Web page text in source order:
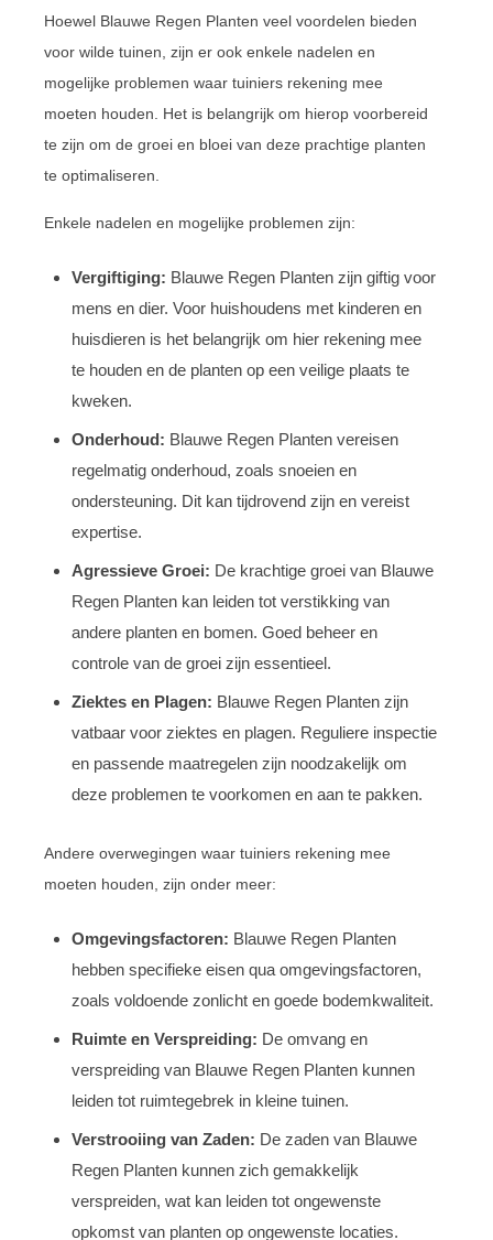
Hoewel Blauwe Regen Planten veel voordelen bieden
voor wilde tuinen, zijn er ook enkele nadelen en
mogelijke problemen waar tuiniers rekening mee
moeten houden. Het is belangrijk om hierop voorbereid
te zijn om de groei en bloei van deze prachtige planten
te optimaliseren.
Enkele nadelen en mogelijke problemen zijn:
Vergiftiging: Blauwe Regen Planten zijn giftig voor
mens en dier. Voor huishoudens met kinderen en
huisdieren is het belangrijk om hier rekening mee
te houden en de planten op een veilige plaats te
kweken.
Onderhoud: Blauwe Regen Planten vereisen
regelmatig onderhoud, zoals snoeien en
ondersteuning. Dit kan tijdrovend zijn en vereist
expertise.
Agressieve Groei: De krachtige groei van Blauwe
Regen Planten kan leiden tot verstikking van
andere planten en bomen. Goed beheer en
controle van de groei zijn essentieel.
Ziektes en Plagen: Blauwe Regen Planten zijn
vatbaar voor ziektes en plagen. Reguliere inspectie
en passende maatregelen zijn noodzakelijk om
deze problemen te voorkomen en aan te pakken.
Andere overwegingen waar tuiniers rekening mee
moeten houden, zijn onder meer:
Omgevingsfactoren: Blauwe Regen Planten
hebben specifieke eisen qua omgevingsfactoren,
zoals voldoende zonlicht en goede bodemkwaliteit.
Ruimte en Verspreiding: De omvang en
verspreiding van Blauwe Regen Planten kunnen
leiden tot ruimtegebrek in kleine tuinen.
Verstrooiing van Zaden: De zaden van Blauwe
Regen Planten kunnen zich gemakkelijk
verspreiden, wat kan leiden tot ongewenste
opkomst van planten op ongewenste locaties.